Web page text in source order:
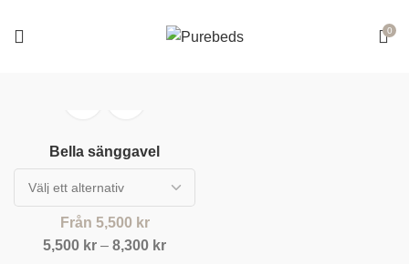
0
Bella sänggavel
Från 5,500 kr
5,500 kr – 8,300 kr